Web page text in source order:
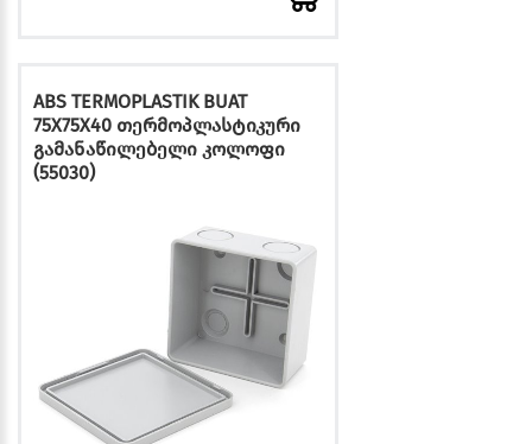
ABS TERMOPLASTIK BUAT
75X75X40 თერმოპლასტიკური
გამანაწილებელი კოლოფი
(55030)